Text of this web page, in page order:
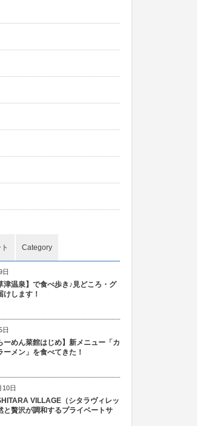
Category
日
津温泉】で食べ歩き♪見どころ・グ
けします！
日
ーめん菜館はじめ】新メニュー「カ
ーメン」を食べてきた！
10日
VILLAGE（シタラヴィレッ
と贅沢が調和するプライベートサ